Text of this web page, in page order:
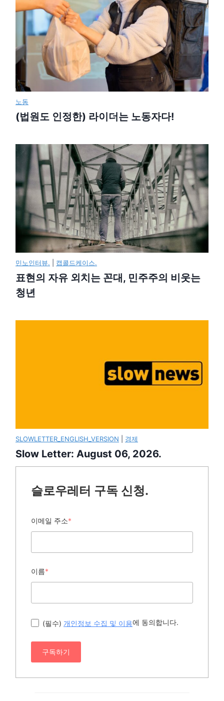
노동
(법원도 인정한) 라이더는 노동자다!
민노인터뷰. 캡콜드케이스.
표현의 자유 외치는 꼰대, 민주주의 비웃는
청년
SLOWLETTER_ENGLISH_VERSION 경제
Slow Letter: August 06, 2026.
슬로우레터 구독 신청.
이메일 주소*
이름*
(필수) 개인정보 수집 및 이용에 동의합니다.
구독하기